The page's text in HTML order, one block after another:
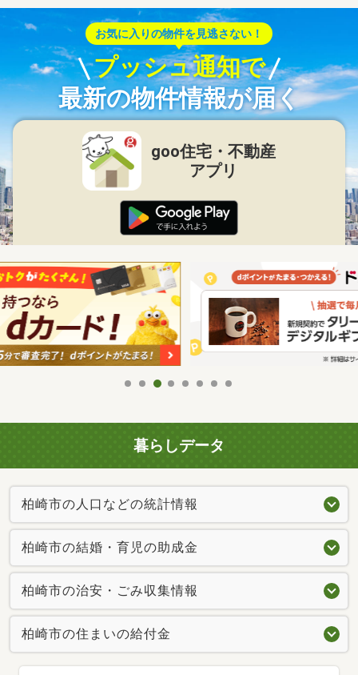
お気に入りの物件を見逃さない！
プッシュ通知で
最新の物件情報が届く
goo住宅・不動産
アプリ
暮らしデータ
柏崎市の人口などの統計情報
柏崎市の結婚・育児の助成金
柏崎市の治安・ごみ収集情報
柏崎市の住まいの給付金